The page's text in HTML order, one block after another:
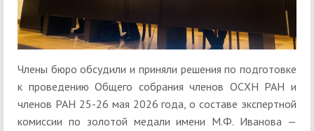
Члены бюро обсудили и приняли решения по подготовке
к проведению Общего собрания членов ОСХН РАН и
членов РАН 25-26 мая 2026 года, о составе экспертной
комиссии по золотой медали имени М.Ф. Иванова —